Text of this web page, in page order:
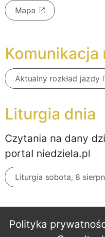
Mapa
Komunikacja
Aktualny rozkład jazdy
Liturgia dnia
Czytania na dany
portal niedziela.pl
Liturgia sobota, 8
Polityka